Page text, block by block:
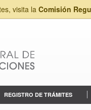
visita la Comisión
REGISTRO DE TRÁMITES